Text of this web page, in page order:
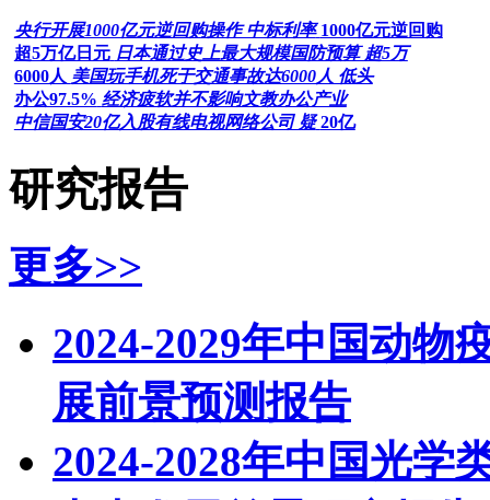
央行开展1000亿元逆回购操作 中标利率 1000亿元逆回购
超5万亿日元 日本通过史上最大规模国防预算 超5万
6000人 美国玩手机死于交通事故达6000人 低头
办公97.5% 经济疲软并不影响文教办公产业
中信国安20亿入股有线电视网络公司 疑 20亿
研究报告
更多>>
2024-2029年中国动物
展前景预测报告
2024-2028年中国光学